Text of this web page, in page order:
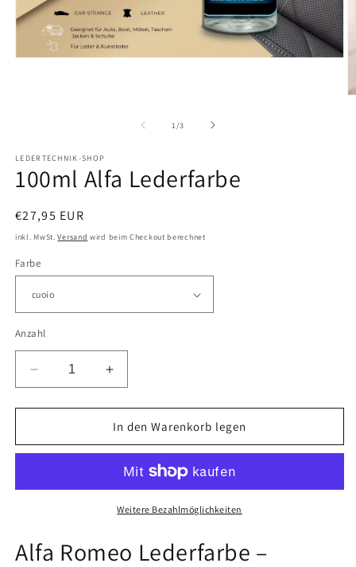
1/von
3
LEDERTECHNIK-SHOP
100ml Alfa Lederfarbe
Normaler
Preis
€27,95 EUR
inkl. MwSt.Versand wird beim Checkout berechnet
Farbe
Anzahl
Verringere
die
Menge
100ml
Erhöhe
die
Menge
für
100ml
Lederfarbe
In den Warenkorb legen
Weitere Bezahlmöglichkeiten
Alfa Romeo Lederfarbe –